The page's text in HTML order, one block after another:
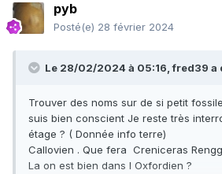
pyb
Posté(e) 28 février 2024
Le 28/02/2024 à 05:16,fred39 a
Trouver des noms sur de si petit
suis bien conscient Je reste très
étage ? ( Donnée info terre)
Callovien . Que fera Creniceras
La on est bien dans l Oxfordien ?